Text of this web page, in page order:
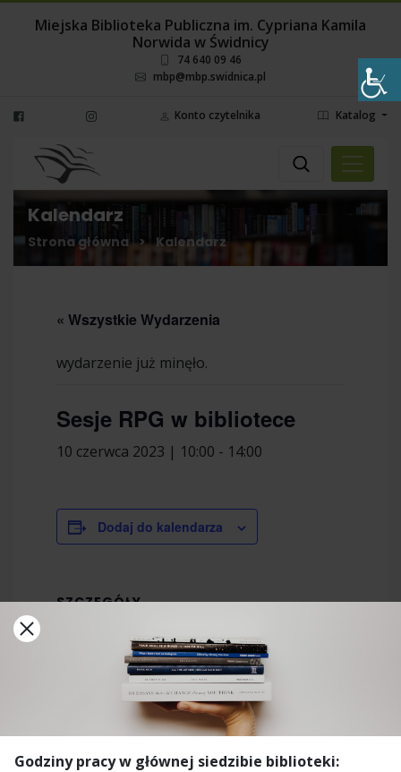
Godziny pracy w głównej siedzibie biblioteki:
Miejska Biblioteka Publiczna im. Cypriana Kamila
Norwida w Świdnicy
74 640 09 46
mbp@mbp.swidnica.pl
Konto czytelnika Katalog
Wyszukaj
Wybierz miejsce
Kalendarz
Strona główna > Kalendarz
« Wszystkie Wydarzenia
wydarzenie już minęło.
Sesje RPG w bibliotece
10 czerwca 2023 | 10:00 - 14:00
Dodaj do kalendarza
SZCZEGÓŁY
10 czerwca 2023
10:00 - 14:00
Miejska Biblioteka Publiczna w Świdnicy
ul. Franciszkańska 18